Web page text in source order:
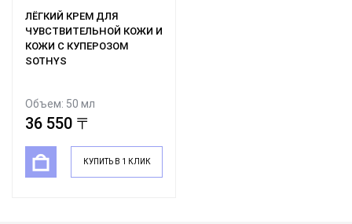
ЛЁГКИЙ КРЕМ ДЛЯ
ЧУВСТВИТЕЛЬНОЙ КОЖИ И
КОЖИ С КУПЕРОЗОМ
SOTHYS
Объем: 50 мл
36 550 〒
КУПИТЬ В 1 КЛИК